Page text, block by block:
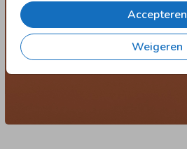
Accepteren
Weigeren